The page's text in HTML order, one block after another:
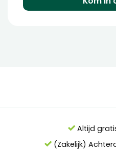
Altijd
(Zakelijk)